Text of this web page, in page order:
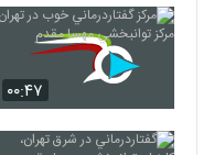
۰۰:۴۷